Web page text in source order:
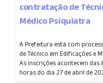
contratação de
Médico Psiquiatra
A Prefeitura está com
de Técnico em Edificações e
As inscrições acontecem das
horas do dia 27 de abril de